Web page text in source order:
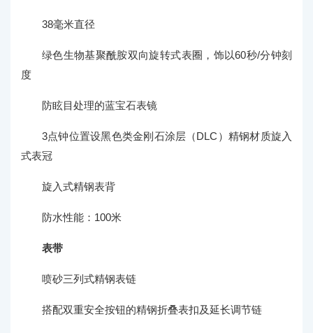
38毫米直径
绿色生物基聚酰胺双向旋转式表圈，饰以60秒/分钟刻
度
防眩目处理的蓝宝石表镜
3点钟位置设黑色类金刚石涂层（DLC）精钢材质旋入
式表冠
旋入式精钢表背
防水性能：100米
表带
喷砂三列式精钢表链
搭配双重安全按钮的精钢折叠表扣及延长调节链